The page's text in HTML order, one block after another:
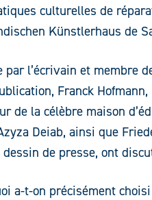
culturelles de
Künstlerhaus de
par l’écrivain et membre
Franck
de la célèbre maison
Deiab, ainsi que
de presse, ont
a-t-on précisément